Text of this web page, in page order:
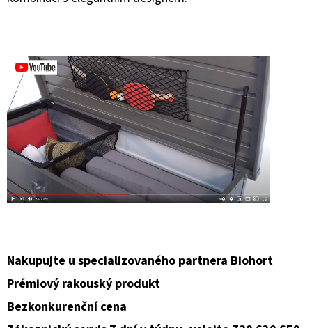
Nakupujte u specializovaného partnera Biohort
Prémiový rakouský produkt
Bezkonkurenční cena